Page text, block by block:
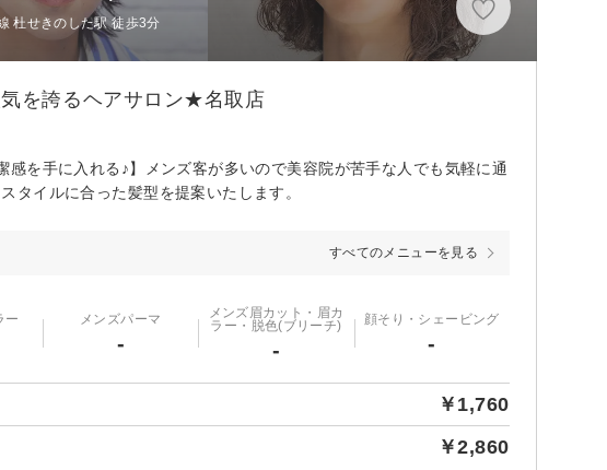
杜せきのした駅 徒歩3分
気を誇るヘアサロン★名取店
を手に入れる♪】メンズ客が多いので美容院が苦手な人でも気軽に通
タイルに合った髪型を提案いたします。
すべてのメニューを見る
ー メンズパーマ
-
メンズ眉カット・眉カ
ラー・脱色(ブリーチ)
-
顔そり・シェービング
-
￥1,760
￥2,860